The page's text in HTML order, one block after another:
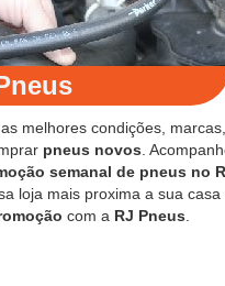
melhores condições,
pneus novos .
semanal de pneus no
loja mais proxima a sua
com a RJ Pneus